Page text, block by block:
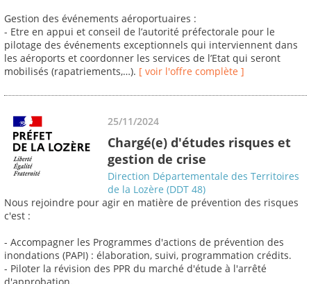
Gestion des événements aéroportuaires :
- Etre en appui et conseil de l’autorité préfectorale pour le
pilotage des événements exceptionnels qui interviennent dans
les aéroports et coordonner les services de l’Etat qui seront
mobilisés (rapatriements,…). [ voir l'offre complète ]
25/11/2024
Chargé(e) d'études risques et
gestion de crise
Direction Départementale des Territoires
de la Lozère (DDT 48)
Nous rejoindre pour agir en matière de prévention des risques
c'est :
- Accompagner les Programmes d'actions de prévention des
inondations (PAPI) : élaboration, suivi, programmation crédits.
- Piloter la révision des PPR du marché d'étude à l'arrêté